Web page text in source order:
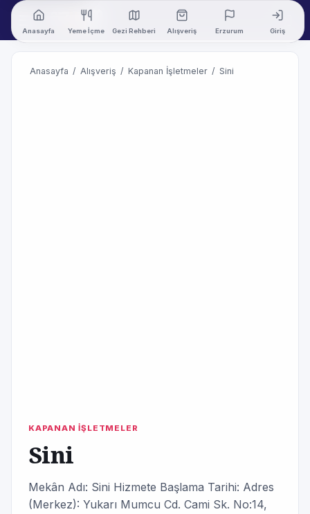
Anasayfa Yeme İçme Gezi Rehberi Alışveriş Erzurum Giriş
Anasayfa / Alışveriş / Kapanan İşletmeler / Sini
KAPANAN İŞLETMELER
Sini
Mekân Adı: Sini Hizmete Başlama Tarihi: Adres
(Merkez): Yukarı Mumcu Cd. Cami Sk. No:14,